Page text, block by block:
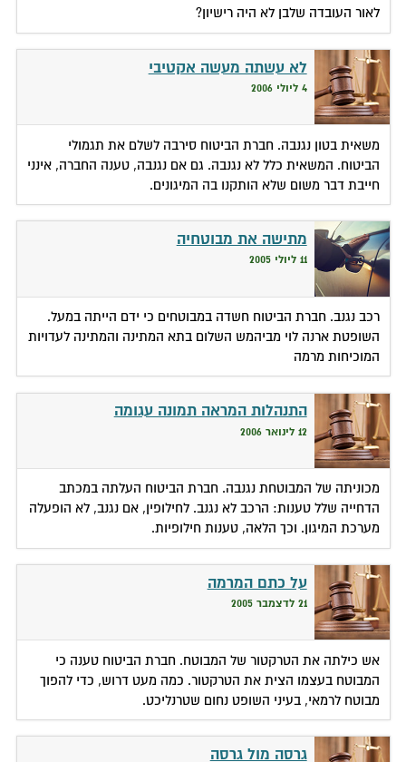
לאור העובדה שלבן לא היה רישיון?
לא עשתה מעשה אקטיבי
4 ליולי 2006
משאית בטון נגנבה. חברת הביטוח סירבה לשלם את תגמולי
הביטוח. המשאית כלל לא נגנבה. גם אם נגנבה, טענה החברה, אינני
חייבת דבר משום שלא הותקנו בה המיגונים.
מתישה את מבוטחיה
11 ליולי 2005
רכב נגנב. חברת הביטוח חשדה במבוטחים כי ידם הייתה במעל.
השופטת ארנה לוי מביהמש השלום בתא המתינה והמתינה לעדויות
המוכיחות מרמה
התנהלות המראה תמונה עגומה
12 לינואר 2006
מכוניתה של המבוטחת נגנבה. חברת הביטוח העלתה במכתב
הדחייה שלל טענות: הרכב לא נגנב. לחילופין, אם נגנב, לא הופעלה
מערכת המיגון. וכך הלאה, טענות חילופיות.
על כתם המרמה
21 לדצמבר 2005
אש כילתה את הטרקטור של המבוטח. חברת הביטוח טענה כי
המבוטח בעצמו הצית את הטרקטור. כמה מעט דרוש, כדי להפוך
מבוטח לרמאי, בעיני השופט נחום שטרנליכט.
גרסה מול גרסה